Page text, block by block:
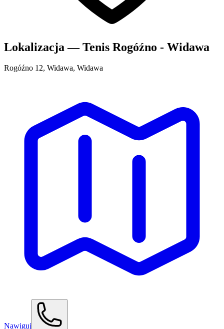
Lokalizacja — Tenis Rogóźno - Widawa
Rogóźno 12, Widawa, Widawa
Nawiguj